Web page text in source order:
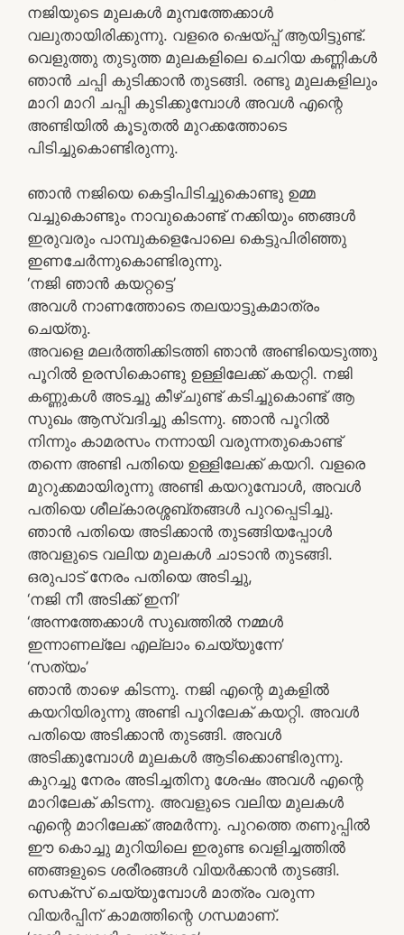
നജിയുടെ മുലകൾ മുമ്പത്തേക്കാൾ
വലുതായിരിക്കുന്നു. വളരെ ഷെയ്പ്പ് ആയിട്ടുണ്ട്.
വെളുത്തു തുടുത്ത മുലകളിലെ ചെറിയ കണ്ണികൾ
ഞാൻ ചപ്പി കുടിക്കാൻ തുടങ്ങി. രണ്ടു മുലകളിലും
മാറി മാറി ചപ്പി കുടിക്കുമ്പോൾ അവൾ എന്റെ
അണ്ടിയിൽ കൂടുതൽ മുറക്കത്തോടെ
പിടിച്ചുകൊണ്ടിരുന്നു.
ഞാൻ നജിയെ കെട്ടിപിടിച്ചുകൊണ്ടു ഉമ്മ
വച്ചുകൊണ്ടും നാവുകൊണ്ട് നക്കിയും ഞങ്ങൾ
ഇരുവരും പാമ്പുകളെപോലെ കെട്ടുപിരിഞ്ഞു
ഇണചേർന്നുകൊണ്ടിരുന്നു.
‘നജി ഞാൻ കയറ്റട്ടെ’
അവൾ നാണത്തോടെ തലയാട്ടുകമാത്രം
ചെയ്തു.
അവളെ മലർത്തിക്കിടത്തി ഞാൻ അണ്ടിയെടുത്തു
പൂറിൽ ഉരസികൊണ്ടു ഉള്ളിലേക്ക് കയറ്റി. നജി
കണ്ണുകൾ അടച്ചു കീഴ്ചുണ്ട് കടിച്ചുകൊണ്ട് ആ
സുഖം ആസ്വദിച്ചു കിടന്നു. ഞാൻ പൂറിൽ
നിന്നും കാമരസം നന്നായി വരുന്നതുകൊണ്ട്
തന്നെ അണ്ടി പതിയെ ഉള്ളിലേക്ക് കയറി. വളരെ
മുറുക്കമായിരുന്നു അണ്ടി കയറുമ്പോൾ, അവൾ
പതിയെ ശീല്കാരശ്ശബ്തങ്ങൾ പുറപ്പെടിച്ചു.
ഞാൻ പതിയെ അടിക്കാൻ തുടങ്ങിയപ്പോൾ
അവളുടെ വലിയ മുലകൾ ചാടാൻ തുടങ്ങി.
ഒരുപാട് നേരം പതിയെ അടിച്ചു,
‘നജി നീ അടിക്ക് ഇനി’
‘അന്നത്തേക്കാൾ സുഖത്തിൽ നമ്മൾ
ഇന്നാണല്ലേ എല്ലാം ചെയ്യുന്നേ’
‘സത്യം’
ഞാൻ താഴെ കിടന്നു. നജി എന്റെ മുകളിൽ
കയറിയിരുന്നു അണ്ടി പൂറിലേക് കയറ്റി. അവൾ
പതിയെ അടിക്കാൻ തുടങ്ങി. അവൾ
അടിക്കുമ്പോൾ മുലകൾ ആടിക്കൊണ്ടിരുന്നു.
കുറച്ചു നേരം അടിച്ചതിനു ശേഷം അവൾ എന്റെ
മാറിലേക് കിടന്നു. അവളുടെ വലിയ മുലകൾ
എന്റെ മാറിലേക്ക് അമർന്നു. പുറത്തെ തണുപ്പിൽ
ഈ കൊച്ചു മുറിയിലെ ഇരുണ്ട വെളിച്ചത്തിൽ
ഞങ്ങളുടെ ശരീരങ്ങൾ വിയർക്കാൻ തുടങ്ങി.
സെക്സ് ചെയ്യുമ്പോൾ മാത്രം വരുന്ന
വിയർപ്പിന് കാമത്തിന്റെ ഗന്ധമാണ്.